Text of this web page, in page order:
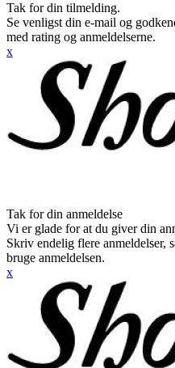
Tak for din tilmelding.
Se venligst din e-mail og
med rating og anmeldelserne.
x
Tak for din anmeldelse
Vi er glade for at du giver din
Skriv endelig flere anmeldelser,
bruge anmeldelsen.
x